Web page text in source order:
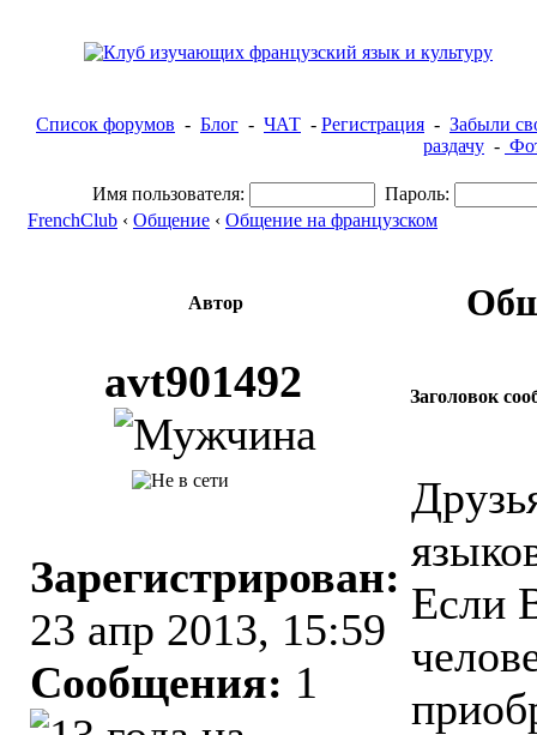
Список форумов - Блог - ЧАТ - Регистрация - Забыли
раздачу -
Имя пользователя:
Пароль:
FrenchClub ‹ Общение ‹ Общение на французском
Автор
avt901492 Заголовок
Зарегистрирован:
23 апр 2013, 15:59
Сообщения: 1
Если